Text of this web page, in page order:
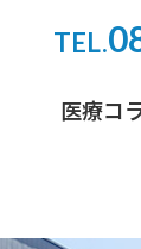
TEL.
医療コ